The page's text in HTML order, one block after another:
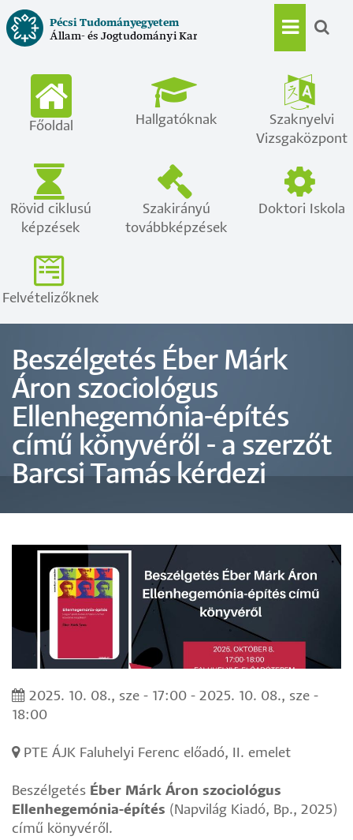
Ugrás
a
tartalomra
Pécsi Tudományegyetem
Állam- és Jogtudományi Kar
Main
Főoldal Hallgatóknak
Szaknyelvi
Vizsgaközpont
Rövid ciklusú
képzések
Szakirányú
továbbképzések
Doktori Iskola
Felvételizőknek
Beszélgetés Éber Márk
Áron szociológus
Ellenhegemónia-építés
című könyvéről - a szerzőt
Barcsi Tamás kérdezi
2025. 10. 08., sze - 17:00 - 2025. 10. 08., sze -
18:00
PTE ÁJK Faluhelyi Ferenc előadó, II. emelet
Beszélgetés Éber Márk Áron szociológus
Ellenhegemónia-építés (Napvilág Kiadó, Bp., 2025)
című könyvéről.